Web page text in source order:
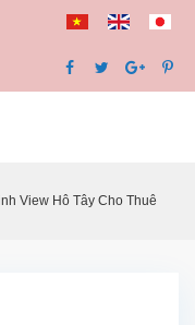
View Hô Tây Cho Thuê